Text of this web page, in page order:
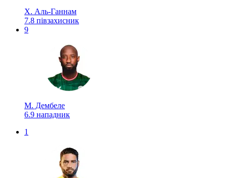
Х. Аль-Ганнам
7.8 півзахисник
9
М. Дембеле
6.9 нападник
1